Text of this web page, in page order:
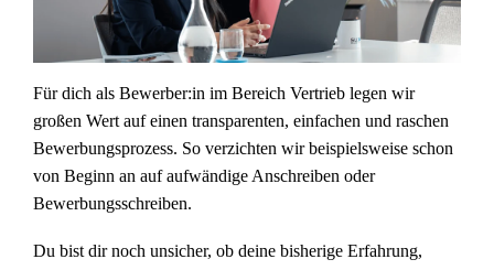
Für dich als Bewerber:in im Bereich Vertrieb legen wir
großen Wert auf einen transparenten, einfachen und raschen
Bewerbungsprozess. So verzichten wir beispielsweise schon
von Beginn an auf aufwändige Anschreiben oder
Bewerbungsschreiben.
Du bist dir noch unsicher, ob deine bisherige Erfahrung,